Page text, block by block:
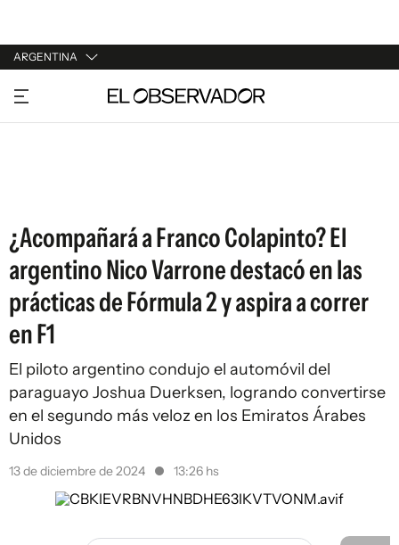
ARGENTINA
URUGUAY
ARGENTINA
¿Acompañará a Franco Colapinto? El
argentino Nico Varrone destacó en las
prácticas de Fórmula 2 y aspira a correr
en F1
El piloto argentino condujo el automóvil del
paraguayo Joshua Duerksen, logrando convertirse
en el segundo más veloz en los Emiratos Árabes
Unidos
13 de diciembre de 2024 13:26 hs